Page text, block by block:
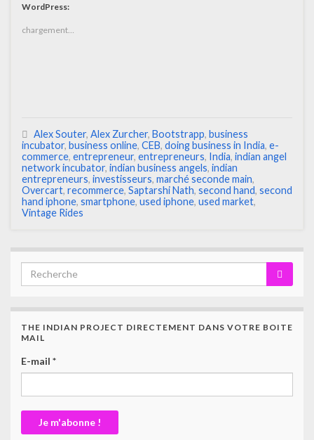
WordPress:
chargement…
Alex Souter, Alex Zurcher, Bootstrapp, business
incubator, business online, CEB, doing business in India, e-
commerce, entrepreneur, entrepreneurs, India, indian angel
network incubator, indian business angels, indian
entrepreneurs, investisseurs, marché seconde main,
Overcart, recommerce, Saptarshi Nath, second hand, second
hand iphone, smartphone, used iphone, used market,
Vintage Rides
THE INDIAN PROJECT DIRECTEMENT DANS VOTRE BOITE
MAIL
E-mail *